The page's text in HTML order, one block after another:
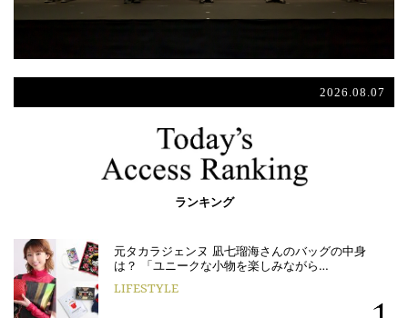
2026.08.07
ランキング
元タカラジェンヌ 凪七瑠海さんのバッグの中身
は？ 「ユニークな小物を楽しみながら…
LIFESTYLE